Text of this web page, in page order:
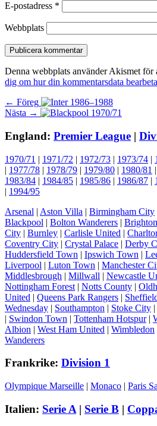
E-postadress *
Webbplats
Denna webbplats använder Akismet för
dig om hur din kommentarsdata
Inläggsnavigering
← Föreg Föregående
inlägg:
Nästa → Nästa
England: Premier League |
1970/71 | 1971/72 | 1972/73 | 1973/74 |
| 1977/78 | 1978/79 | 1979/80 | 1980/81 |
1983/84 | 1984/85 | 1985/86 | 1986/87 |
| 1994/95
Arsenal | Aston Villa | Birmingham City
Blackpool | Bolton Wanderers |
City | Burnley | Carlisle United |
Coventry City | Crystal Palace | Derby
Huddersfield Town | Ipswich Town |
Liverpool | Luton Town | Manchester
Middlesbrough | Millwall | Newcastle
Nottingham Forest | Notts County |
United | Queens Park Rangers |
Wednesday | Southampton | Stoke City |
| Swindon Town | Tottenham Hotspur|
Albion | West Ham United | Wimbledon
Wanderers
Frankrike: Division 1
Olympique Marseille | Monaco | Paris
Italien: Serie A | Serie B |